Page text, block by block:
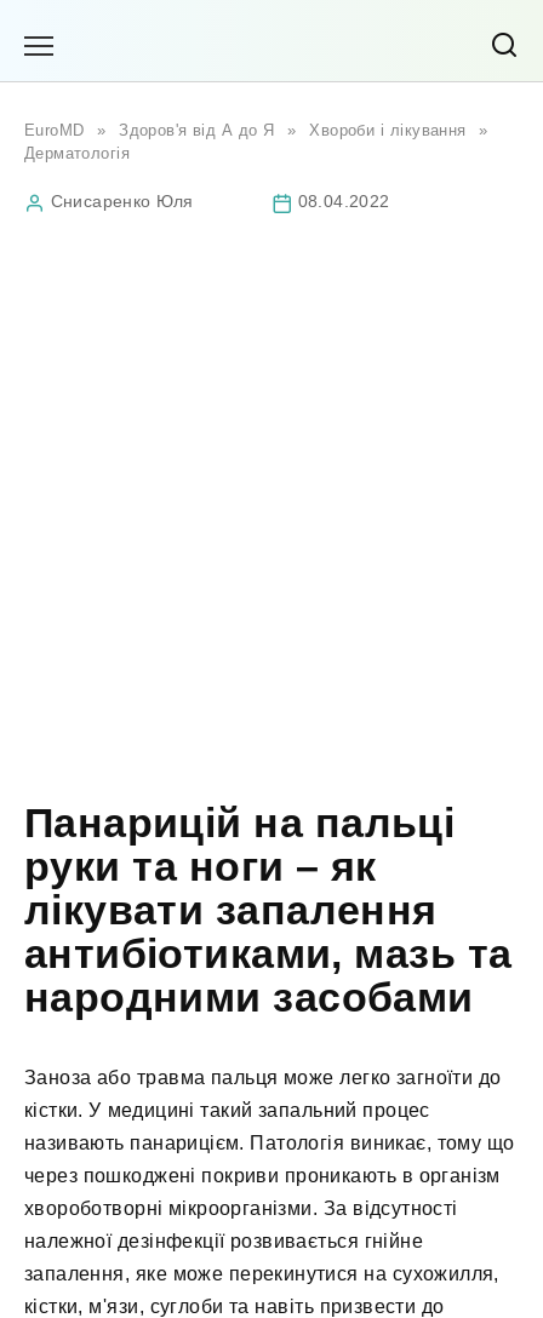
EuroMD » Здоров'я від А до Я » Хвороби і лікування
»
Дерматологія
Снисаренко Юля 08.04.2022
Панарицій на пальці
руки та ноги – як
лікувати запалення
антибіотиками, мазь та
народними засобами
Заноза або травма пальця може легко загноїти до
кістки. У медицині такий запальний процес
називають панарицієм. Патологія виникає, тому що
через пошкоджені покриви проникають в організм
хвороботворні мікроорганізми. За відсутності
належної дезінфекції розвивається гнійне
запалення, яке може перекинутися на сухожилля,
кістки, м'язи, суглоби та навіть призвести до